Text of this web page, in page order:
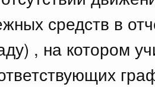
средств в
, на котором